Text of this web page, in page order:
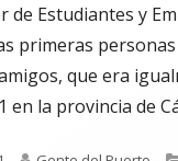
de Estudiantes y
primeras
que era
en la provincia de